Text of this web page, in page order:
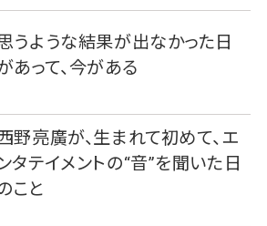
うような結果が出なかった日
あって、今がある
野亮廣が、生まれて初めて、エ
タテイメントの“音”を聞いた日
こと